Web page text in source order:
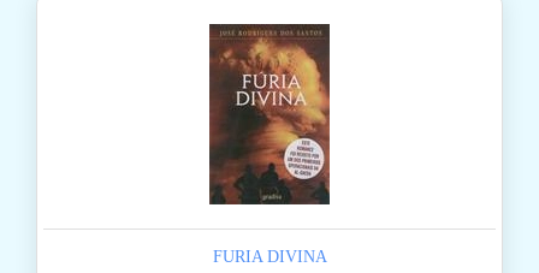
FURIA DIVINA